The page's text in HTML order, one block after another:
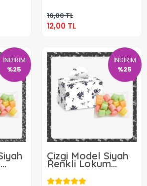
16,00 TL
12,00 TL
İNDİRİM
%25
İNDİRİM
%25
Çizgi Model Siyah
Renkli Lokum
Kutusu ve Mevlüt
Şekeri12,00 TL